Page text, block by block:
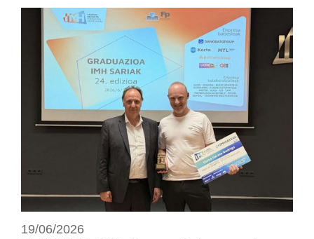
19/06/2026